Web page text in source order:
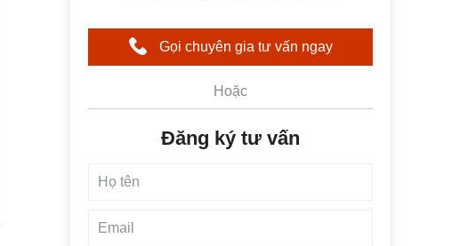
Gọi chuyên gia tư vấn ngay
Hoặc
Đăng ký tư vấn